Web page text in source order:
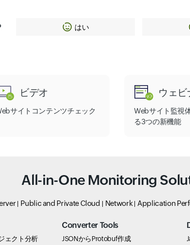
はい
ビデオ
サイトコンテンツチェック
ウェビ
Webサイト監視
る3つの新機能
All-in-One Monitoring
Public and Private Cloud Network Application
ェクト分析
Converter Tools
JSONからProtobuf作成